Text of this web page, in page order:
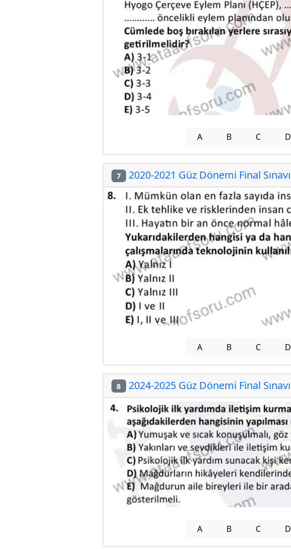
A B C D
7 2020-2021 Güz Dönemi Final Sınavı
A B C D
8 2024-2025 Güz Dönemi Final Sınavı
A B C D